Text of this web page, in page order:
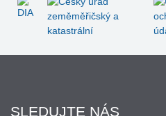
SLEDUJTE NÁS